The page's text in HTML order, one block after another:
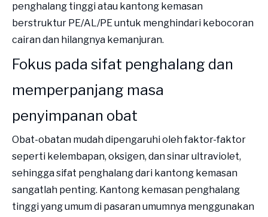
penghalang tinggi atau kantong kemasan
berstruktur PE/AL/PE untuk menghindari kebocoran
cairan dan hilangnya kemanjuran.
Fokus pada sifat penghalang dan
memperpanjang masa
penyimpanan obat
Obat-obatan mudah dipengaruhi oleh faktor-faktor
seperti kelembapan, oksigen, dan sinar ultraviolet,
sehingga sifat penghalang dari kantong kemasan
sangatlah penting. Kantong kemasan penghalang
tinggi yang umum di pasaran umumnya menggunakan